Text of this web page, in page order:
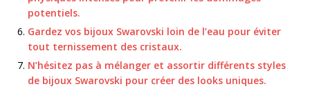
potentiels.
Gardez vos bijoux Swarovski loin de l’eau pour éviter
tout ternissement des cristaux.
N’hésitez pas à mélanger et assortir différents styles
de bijoux Swarovski pour créer des looks uniques.